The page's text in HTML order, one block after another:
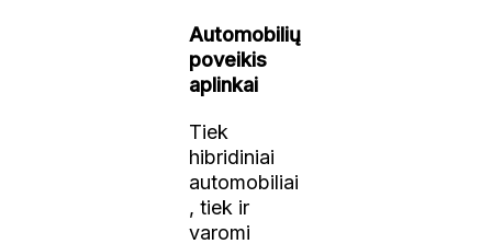
Automobilių
poveikis
aplinkai
Tiek
hibridiniai
automobiliai
, tiek ir
varomi